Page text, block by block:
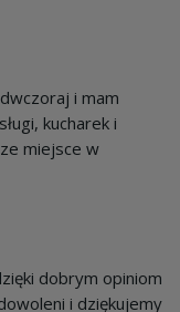
i mam
kucharek i
miejsce w
dobrym opiniom
i dziękujemy